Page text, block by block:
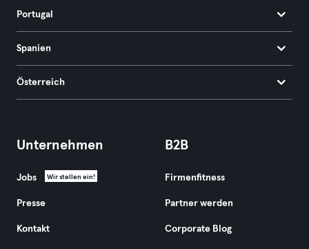
Portugal
Spanien
Österreich
Unternehmen
Jobs Wir stellen ein!
Presse
Kontakt
B2B
Firmenfitness
Partner werden
Corporate Blog